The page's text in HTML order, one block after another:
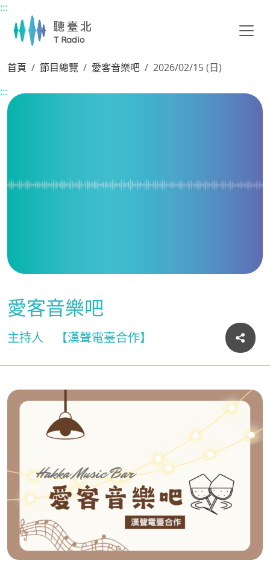
主要內容區塊
:::
首頁 節目總覽 愛客音樂吧
2026/02/15 (日)
:::
愛客音樂吧
主持人 【漢聲電臺合作】